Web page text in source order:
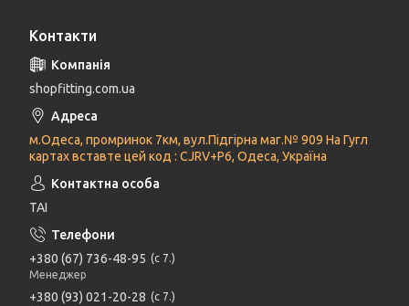
Контакти
shopfitting.com.ua
м.Одеса, промринок 7км, вул.Підгірна маг.№ 909 На Гугл
картах вставте цей код : CJRV+P6, Одеса, Україна
ТАІ
+380 (67) 736-48-95
с 7.
Менеджер
+380 (93) 021-20-28
с 7.